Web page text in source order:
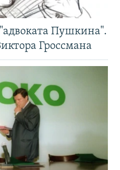
Пушкина".
Гроссмана